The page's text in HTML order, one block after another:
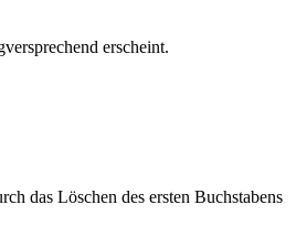
erscheint.
das Löschen des ersten Buchstabens